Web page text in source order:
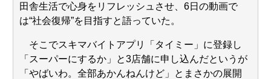
田舎生活で心身をリフレッシュさせ、6日の動画で
は“社会復帰”を目指すと語っていた。
そこでスキマバイトアプリ「タイミー」に登録し
「スーパーにするか」と3店舗に申し込んだというが
「やばいわ。全部あかんねんけど」とまさかの展開